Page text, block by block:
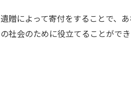
遺贈によって寄付をすることで、
の社会のために役立てることができ